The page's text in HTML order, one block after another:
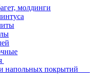
молдинги
напольных покрытий